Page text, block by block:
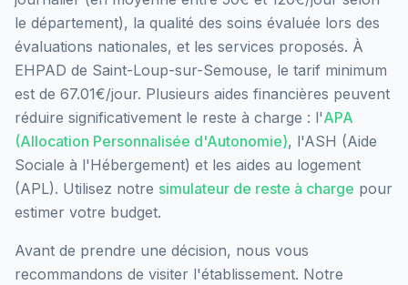
le département), la qualité des soins évaluée lors des
évaluations nationales, et les services proposés. À
EHPAD de Saint-Loup-sur-Semouse, le tarif minimum
est de 67.01€/jour. Plusieurs aides financières peuvent
réduire significativement le reste à charge : l'APA
(Allocation Personnalisée d'Autonomie), l'ASH (Aide
Sociale à l'Hébergement) et les aides au logement
(APL). Utilisez notre simulateur de reste à charge pour
estimer votre budget.
Avant de prendre une décision, nous vous
recommandons de visiter l'établissement. Notre